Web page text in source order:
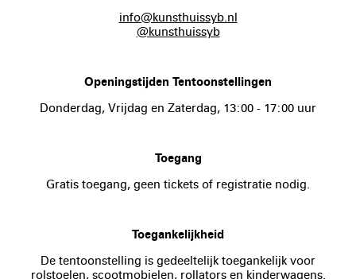
info@kunsthuissyb.nl
@kunsthuissyb
Openingstijden Tentoonstellingen
Donderdag, Vrijdag en Zaterdag, 13:00 - 17:00 uur
Toegang
Gratis toegang, geen tickets of registratie nodig.
Toegankelijkheid
De tentoonstelling is gedeeltelijk toegankelijk voor
rolstoelen, scootmobielen, rollators en kinderwagens.